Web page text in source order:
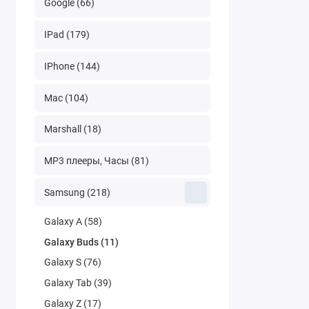
Google (66)
IPad (179)
IPhone (144)
Mac (104)
Marshall (18)
MP3 плееры, Часы (81)
Samsung (218)
Galaxy A (58)
Galaxy Buds (11)
Galaxy S (76)
Galaxy Tab (39)
Galaxy Z (17)